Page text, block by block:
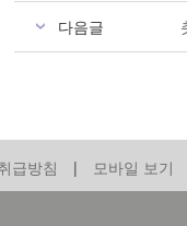
다음글
급방침 | 모바일 보기